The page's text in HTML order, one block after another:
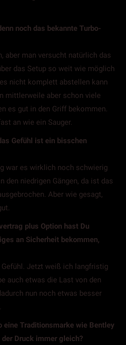
noch das bekannte Turbo-
aber man versucht natürlich das
das Setup so weit wie möglich
nicht komplett abstellen kann
mittlerweile aber schon viele
es gut in den Griff bekommen.
an wie ein Sauger.
Gefühl ist ein bisschen
war es wirklich noch schwierig
den niedrigen Gängen, da ist das
Aber wie gesagt,
plus Option hast Du
an Sicherheit bekommen,
Jetzt weiß ich langfristig
auch etwas die Last von den
nun noch etwas besser
eine Traditionsmarke wie Bentley
Druck immer gleich?